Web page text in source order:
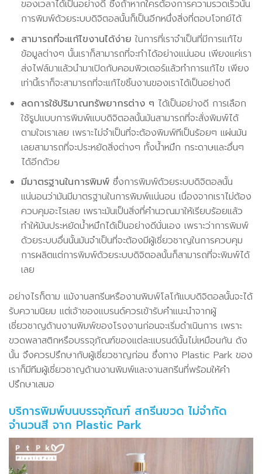
ของเวลาได้เป็นอย่างดี ซึ่งถ้าหากใครต้องการความรวดเร็วนั้น
การพิมพ์ด้วยระบบดิจิตอลนั้นก็เป็นอีกหนึ่งสิ่งที่ตอบโจทย์ได้
สามารถที่จะแก้ไขงานได้ง่าย ในการที่เราจำเป็นที่มีการแก้ไข
ข้อมูลต่างๆ นั้นเราก็สามารถที่จะทำได้อย่างแน่นอน เพียงแค่เรา
ส่งไฟล์มาแล้วนำมาเปิดกับคอมพิวเตอร์แล้วทำการแก้ไข เพียง
เท่านี้เราก็จะสามารถที่จะแก้ไขชิ้นงานของเราได้เป็นอย่างดี
ลดการใช้ปริมาณทรัพยากรต่าง ๆ ได้เป็นอย่างดี การเลือก
ใช้รูปแบบการพิมพ์แบบดิจิตอลนั้นมันสามารถที่จะสั่งพิมพ์ได้
ตามใจเราเลย เพราะไม่จำเป็นที่จะต้องพิมพ์ทีเป็นร้อยๆ แผ่นมัน
เลยสามารถที่จะประหยัดสิ่งต่างๆ ทั้งน้ำหมึก กระดาษและอื่นๆ
ได้อีกด้วย
มีมาตรฐานในการพิมพ์ซึ่งการพิมพ์ด้วยระบบดิจิตอลนั้น
แน่นอนว่ามันมีมาตรฐานในการพิมพ์แน่นอน เนื่องจากเราไม่ต้อง
ควบคุมอะไรเลย เพราะมันเป็นสิ่งที่คำนวณมาให้เรียบร้อยแล้ว
ทำให้มันประหยัดน้ำหมึกได้เป็นอย่างดีนั่นเอง เพราะว่าการพิมพ์
ด้วยระบบอื่นนั้นมันจำเป็นที่จะต้องมีผู้เชี่ยวชาญในการควบคุม
การผลิตแต่การพิมพ์ด้วยระบบดิจิตอลนั้นก็สามารถที่จะพิมพ์ได้
เลย
อย่างไรก็ตาม แม้งานสกรีนหรืองานพิมพ์โลโก้แบบดิจิตอลนั้นจะได้
รับความนิยม แต่เจ้าของแบรนด์ควรเข้ารับคำแนะนำจากผู้
เชี่ยวชาญด้านงานพิมพ์ของโรงงานก่อนจะเริ่มดำเนินการ เพราะ
ขวดพลาสติกหรือบรรจุภัณฑ์ของแต่ละแบรนด์นั้นไม่เหมือนกัน ดัง
นั้น จึงควรปรึกษากับผู้เชี่ยวชาญก่อน ซึ่งทาง Plastic Park ของ
เราก็มีทีมผู้เชี่ยวชาญด้านงานพิมพ์และงานสกรีนที่พร้อมให้คำ
ปรึกษาเสมอ
บริการพิมพ์บนบรรจุภัณฑ์ สกรีนขวด ไม่จำกัด
จำนวนสี จาก Plastic Park